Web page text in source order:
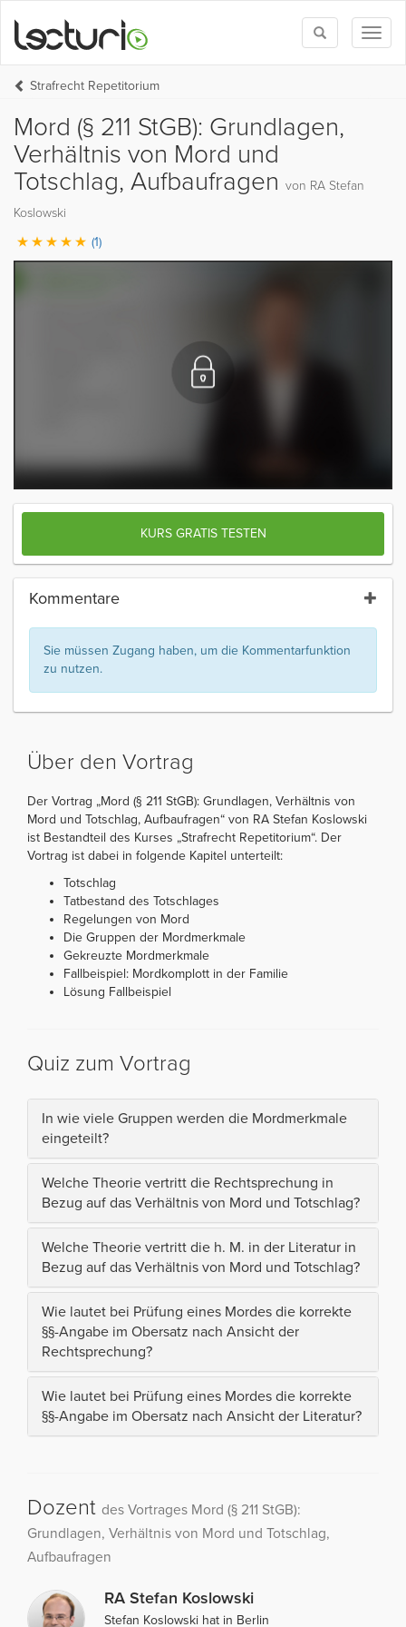
Toggle
search
Strafrecht Repetitorium
Mord (§ 211 StGB): Grundlagen,
Verhältnis von Mord und
Totschlag, Aufbaufragen von RA Stefan
Koslowski
(1)
KURS GRATIS TESTEN
Kommentare
Sie müssen Zugang haben, um die Kommentarfunktion
zu nutzen.
Über den Vortrag
Der Vortrag „Mord (§ 211 StGB): Grundlagen, Verhältnis von
Mord und Totschlag, Aufbaufragen“ von RA Stefan Koslowski
ist Bestandteil des Kurses „Strafrecht Repetitorium“. Der
Vortrag ist dabei in folgende Kapitel unterteilt:
Totschlag
Tatbestand des Totschlages
Regelungen von Mord
Die Gruppen der Mordmerkmale
Gekreuzte Mordmerkmale
Fallbeispiel: Mordkomplott in der Familie
Lösung Fallbeispiel
Quiz zum Vortrag
In wie viele Gruppen werden die Mordmerkmale
eingeteilt?
Welche Theorie vertritt die Rechtsprechung in
Bezug auf das Verhältnis von Mord und Totschlag?
Welche Theorie vertritt die h. M. in der Literatur in
Bezug auf das Verhältnis von Mord und Totschlag?
Wie lautet bei Prüfung eines Mordes die korrekte
§§-Angabe im Obersatz nach Ansicht der
Rechtsprechung?
Wie lautet bei Prüfung eines Mordes die korrekte
§§-Angabe im Obersatz nach Ansicht der Literatur?
Dozent des Vortrages Mord (§ 211 StGB):
Grundlagen, Verhältnis von Mord und Totschlag,
Aufbaufragen
RA Stefan Koslowski
Stefan Koslowski hat in Berlin